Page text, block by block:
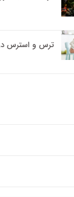
ترس و استرس